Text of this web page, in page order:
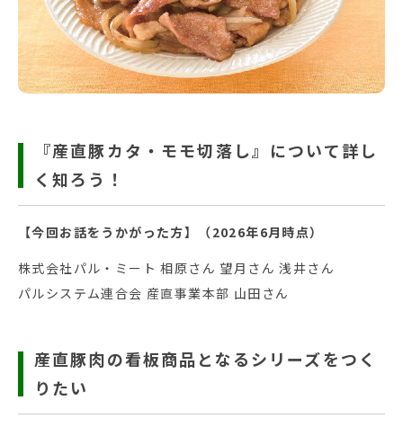
『産直豚カタ・モモ切落し』について詳し
く知ろう！
【今回お話をうかがった方】（2026年6月時点）
株式会社パル・ミート 相原さん 望月さん 浅井さん
パルシステム連合会 産直事業本部 山田さん
産直豚肉の看板商品となるシリーズをつく
りたい